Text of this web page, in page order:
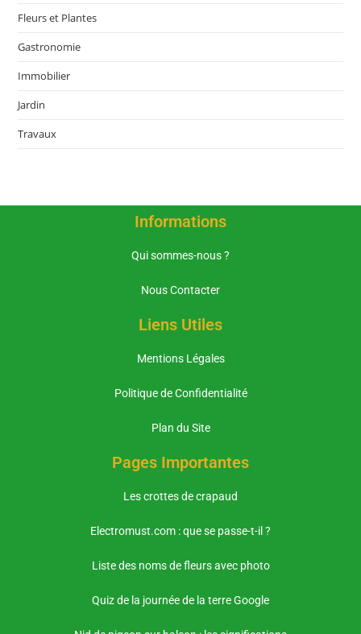
Fleurs et Plantes
Gastronomie
Immobilier
Jardin
Travaux
Informations
Qui sommes-nous ?
Nous Contacter
Liens Utiles
Mentions Légales
Politique de Confidentialité
Plan du Site
Pages Importantes
Les crottes de crapaud
Electromust.com : que se passe-t-il ?
Liste des noms de fleurs avec photo
Quiz de la journée de la terre Google